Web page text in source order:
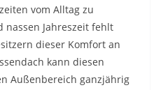
vom Alltag zu
Jahreszeit fehlt
dieser Komfort an
kann diesen
Außenbereich ganzjährig